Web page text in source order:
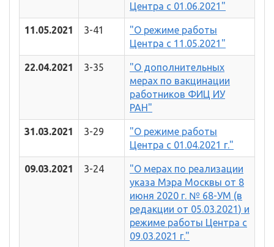
Центра с 01.06.2021"
11.05.2021 3-41
"О режиме работы
Центра с 11.05.2021"
22.04.2021 3-35
"О дополнительных
мерах по вакцинации
работников ФИЦ ИУ
РАН"
31.03.2021 3-29
"О режиме работы
Центра с 01.04.2021 г."
09.03.2021 3-24
"О мерах по реализации
указа Мэра Москвы от 8
июня 2020 г. № 68-УМ (в
редакции от 05.03.2021) и
режиме работы Центра с
09.03.2021 г."